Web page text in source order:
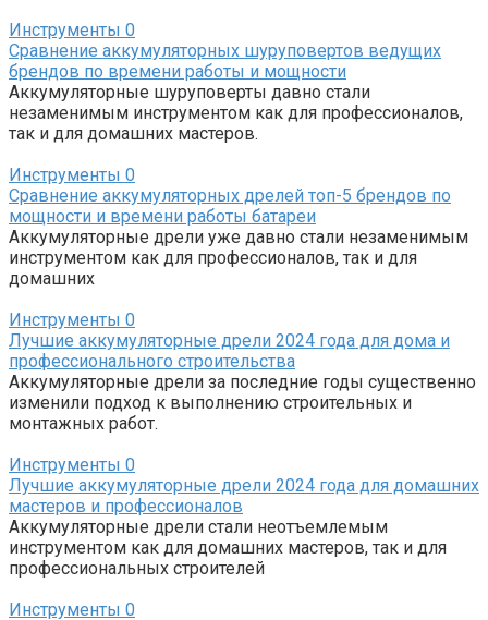
Инструменты 0
Сравнение аккумуляторных шуруповертов ведущих
брендов по времени работы и мощности
Аккумуляторные шуруповерты давно стали
незаменимым инструментом как для профессионалов,
так и для домашних мастеров.
Инструменты 0
Сравнение аккумуляторных дрелей топ-5 брендов по
мощности и времени работы батареи
Аккумуляторные дрели уже давно стали незаменимым
инструментом как для профессионалов, так и для
домашних
Инструменты 0
Лучшие аккумуляторные дрели 2024 года для дома и
профессионального строительства
Аккумуляторные дрели за последние годы существенно
изменили подход к выполнению строительных и
монтажных работ.
Инструменты 0
Лучшие аккумуляторные дрели 2024 года для домашних
мастеров и профессионалов
Аккумуляторные дрели стали неотъемлемым
инструментом как для домашних мастеров, так и для
профессиональных строителей
Инструменты 0